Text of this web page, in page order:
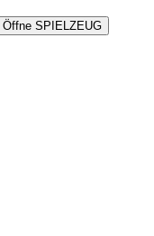
Öffne SPIELZEUG